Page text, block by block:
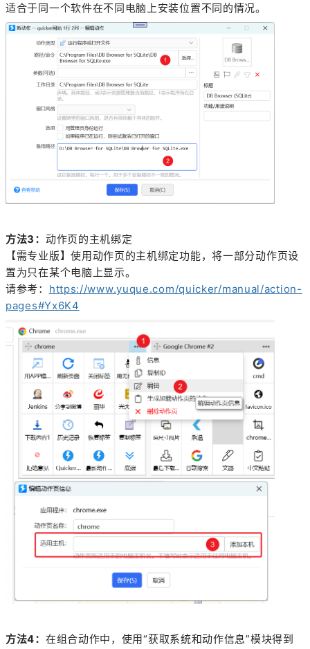
适合于同一个软件在不同电脑上安装位置不同的情况。
方法3： 动作页的主机绑定
【需专业版】使用动作页的主机绑定功能，将一部分动作页设
置为只在某个电脑上显示。
请参考： https://www.yuque.com/quicker/manual/action-
pages#Yx6K4
方法4： 在组合动作中，使用“获取系统和动作信息”模块得到